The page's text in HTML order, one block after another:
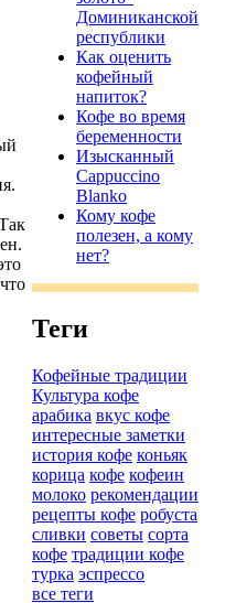
Доминиканской
республики
Как оценить
кофейный
напиток?
Кофе во время
беременности
Изысканный
Cappuccino
Blanko
Кому кофе
полезен, а кому
нет?
Теги
Кофейные традиции
Культура кофе
арабика вкус кофе
интересные заметки
история кофе коньяк
корица кофе кофеин
молоко рекомендации
рецепты кофе робуста
сливки советы сорта
кофе традиции кофе
турка эспрессо
все теги